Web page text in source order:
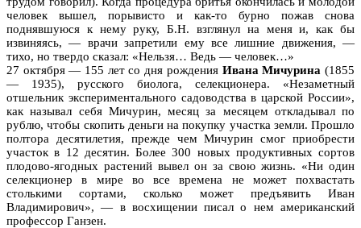
человек вышел, порывисто и как-то бурно пожав снова
поднявшуюся к нему руку, Б.Н. взглянул на меня и, как бы
извиняясь, — врачи запретили ему все лишние движения, —
тихо, но твердо сказал: «Нельзя… Ведь — человек…»
27 октября — 155 лет со дня рождения Ивана Мичурина(1855
— 1935), русского биолога, селекционера. «Незаметный
отшельник экспериментального садоводства в царской России»,
как называл себя Мичурин, месяц за месяцем откладывал по
рублю, чтобы скопить деньги на покупку участка земли. Прошло
полтора десятилетия, прежде чем Мичурин смог приобрести
участок в 12 десятин. Более 300 новых продуктивных сортов
плодово-ягодных растений вывел он за свою жизнь. «Ни один
селекционер в мире во все времена не может похвастать
столькими сортами, сколько может предъявить Иван
Владимирович», — в восхищении писал о нем американский
профессор Ганзен.